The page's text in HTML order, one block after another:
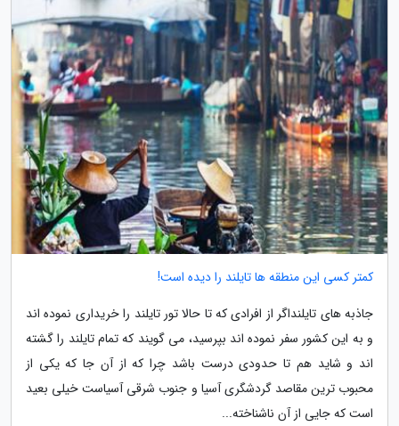
کمتر کسی این منطقه ها تایلند را دیده است!
جاذبه های تایلنداگر از افرادی که تا حالا تور تایلند را خریداری نموده اند
و به این کشور سفر نموده اند بپرسید، می گویند که تمام تایلند را گشته
اند و شاید هم تا حدودی درست باشد چرا که از آن جا که یکی از
محبوب ترین مقاصد گردشگری آسیا و جنوب شرقی آسیاست خیلی بعید
است که جایی از آن ناشناخته...